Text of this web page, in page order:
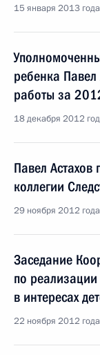
15 января 2013
ребенка Павел
работы за
18 декабря 2012
Павел Астахов
коллегии
29 ноября 2012
Заседание
по реализации
в интересах
22 ноября 2012